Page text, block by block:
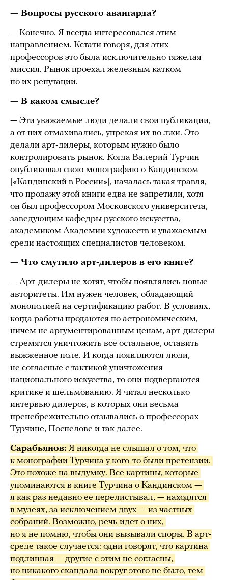
— Вопросы русского авангарда?
— Конечно. Я всегда интересовался этим
направлением. Кстати говоря, для этих
профессоров это была исключительно тяжелая
миссия. Рынок проехал железным катком
по их репутации.
— В каком смысле?
— Эти уважаемые люди делали свои публикации,
а от них отмахивались, упрекая их во лжи. Это
делали арт-дилеры, которым нужно было
контролировать рынок. Когда Валерий Турчин
опубликовал свою монографию о Кандинском
[«Кандинский в России»], началась такая травля,
что продажу этой книги едва не запретили, хотя
он был профессором Московского университета,
заведующим кафедры русского искусства,
академиком Академии художеств и уважаемым
среди настоящих специалистов человеком.
— Что смутило арт-дилеров в его книге?
— Арт-дилеры не хотят, чтобы появлялись новые
авторитеты. Им нужен человек, обладающий
монополией на сертификацию работ. В условиях,
когда работы продаются по астрономическим,
ничем не аргументированным ценам, арт-дилеры
стремятся уничтожить все остальное, оставить
выжженное поле. И когда появляются люди,
не согласные с тактикой уничтожения
национального искусства, то они подвергаются
критике и шельмованию. Я читал несколько
интервью дилеров, в которых они весьма
пренебрежительно отзывались о профессорах
Турчине, Поспелове и так далее.
Сарабьянов: Я никогда не слышал о том, что
к монографии Турчина у кого-то были претензии.
Это похоже на выдумку. Все картины, которые
упоминаются в книге Турчина о Кандинском —
я как раз недавно ее перелистывал, — находятся
в музеях, за исключением двух — из частных
собраний. Возможно, речь идет о них,
но я не помню, чтобы они вызывали споры. В арт-
среде такое случается: одни говорят, что картина
подлинная — другие с этим не согласны,
но никакого скандала вокруг этого не было, тем